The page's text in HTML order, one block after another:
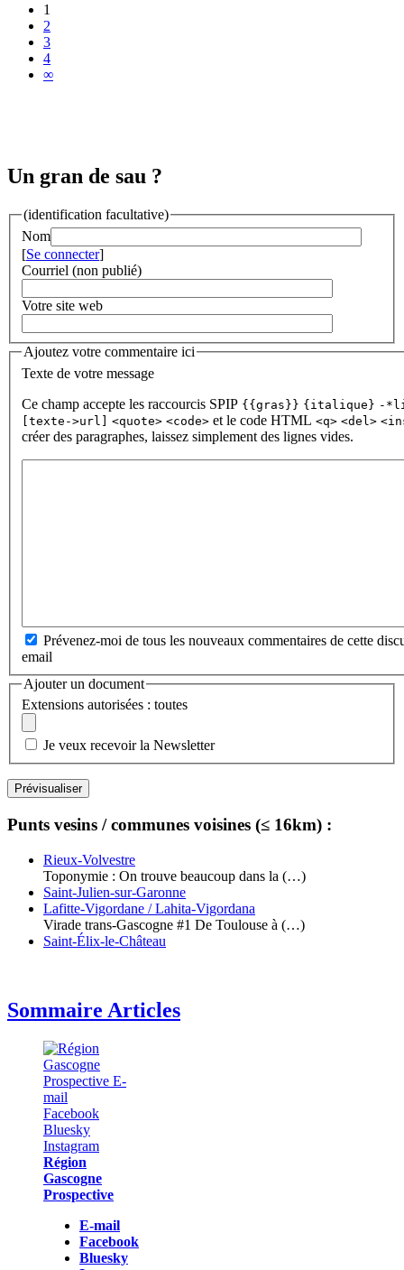
1
2
3
4
∞
Un gran de sau ?
(identification facultative)
Nom
[Se connecter]
Courriel (non publié)
Votre site web
Ajoutez votre commentaire ici
Texte de votre message
Ce champ accepte les raccourcis SPIP {{gras}} {italique} -
[texte->url] <quote> <code> et le code HTML <q> <del>
créer des paragraphes, laissez simplement des lignes vides.
Prévenez-moi de tous les nouveaux commentaires de cette
email
Ajouter un document
Extensions autorisées : toutes
Je veux recevoir la Newsletter
Punts vesins / communes voisines (≤ 16km) :
Rieux-Volvestre
Toponymie : On trouve beaucoup dans la (…)
Saint-Julien-sur-Garonne
Lafitte-Vigordane / Lahita-Vigordana
Virade trans-Gascogne #1 De Toulouse à (…)
Saint-Élix-le-Château
Sommaire Articles
Région
Gascogne
Prospective
E-mail
Facebook
Bluesky